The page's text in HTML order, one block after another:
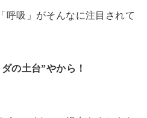
呼吸」がそんなに注目されて
の土台”やから！